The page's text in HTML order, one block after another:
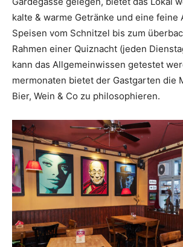
kalte & warme Getränke und eine feine
Speisen vom Schnitzel bis zum
Rahmen einer Quiznacht (jeden
kann das Allgemeinwissen getestet
mer­monaten bietet der Gastgarten die
Bier, Wein & Co zu ­philosophieren.